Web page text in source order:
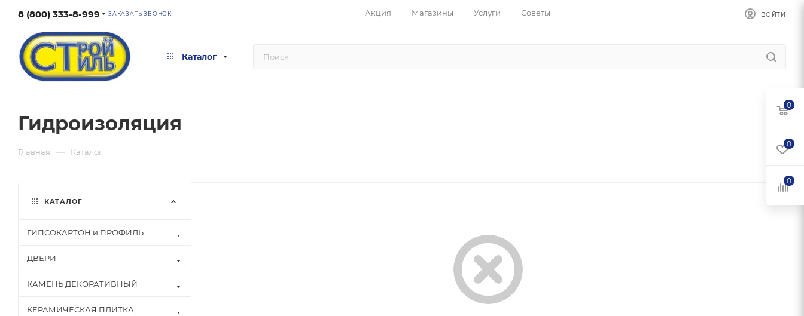
8 (800) 333-8-999 ЗАКАЗАТЬ ЗВОНОК Акция Магазины Услуги Советы ВОЙТИ
Каталог
Гидроизоляция
Главная — Каталог
КАТАЛОГ
ГИПСОКАРТОН и ПРОФИЛЬ
ДВЕРИ
КАМЕНЬ ДЕКОРАТИВНЫЙ
КЕРАМИЧЕСКАЯ ПЛИТКА,
0
0
0